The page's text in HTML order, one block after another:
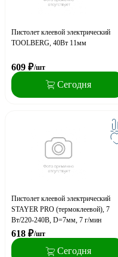
Пистолет клеевой электрический
TOOLBERG, 40Вт 11мм
609 ₽/шт
Сегодня
Пистолет клеевой электрический
STAYER PRO (термоклеевой), 7
Вт/220-240В, D=7мм, 7 г/мин
618 ₽/шт
Сегодня